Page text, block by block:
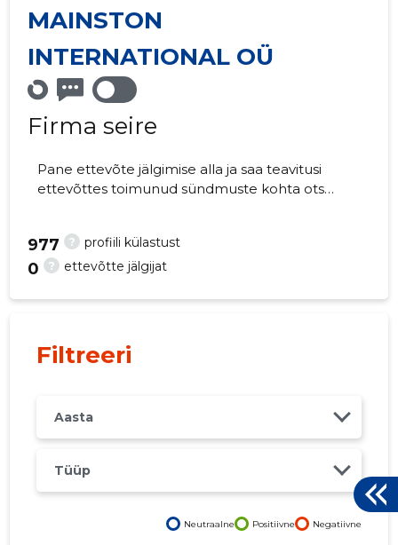
MAINSTON
INTERNATIONAL OÜ
Firma seire
Pane ettevõte jälgimise alla ja saa teavitusi
ettevõttes toimunud sündmuste kohta otse
? profiili külastust
977
? ettevõtte jälgijat
0
Filtreeri
Aasta
Tüüp
Neutraalne Positiivne Negatiivne